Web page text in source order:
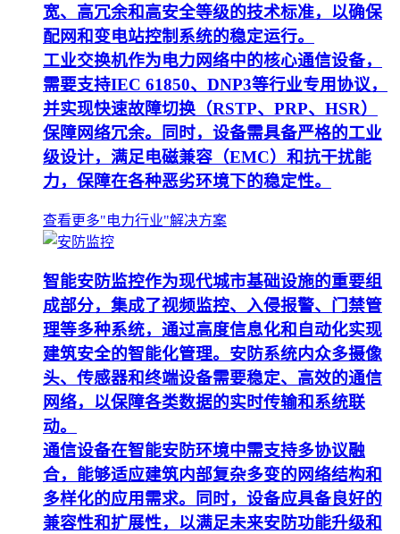
宽、高冗余和高安全等级的技术标准，以确保
配网和变电站控制系统的稳定运行。
工业交换机作为电力网络中的核心通信设备，
需要支持IEC 61850、DNP3等行业专用协议，
并实现快速故障切换（RSTP、PRP、HSR）
保障网络冗余。同时，设备需具备严格的工业
级设计，满足电磁兼容（EMC）和抗干扰能
力，保障在各种恶劣环境下的稳定性。
查看更多"电力行业"解决方案
智能安防监控作为现代城市基础设施的重要组
成部分，集成了视频监控、入侵报警、门禁管
理等多种系统，通过高度信息化和自动化实现
建筑安全的智能化管理。安防系统内众多摄像
头、传感器和终端设备需要稳定、高效的通信
网络，以保障各类数据的实时传输和系统联
动。
通信设备在智能安防环境中需支持多协议融
合，能够适应建筑内部复杂多变的网络结构和
多样化的应用需求。同时，设备应具备良好的
兼容性和扩展性，以满足未来安防功能升级和